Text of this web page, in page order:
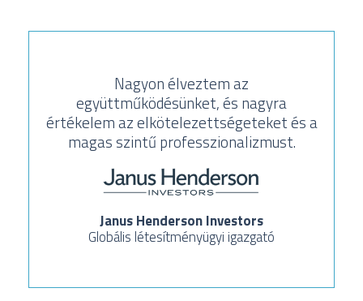
Nagyon élveztem az
együttműködésünket, és nagyra
értékelem az elkötelezettségeteket és a
magas szintű professzionalizmust.
Janus Henderson Investors
Globális létesítményügyi igazgató